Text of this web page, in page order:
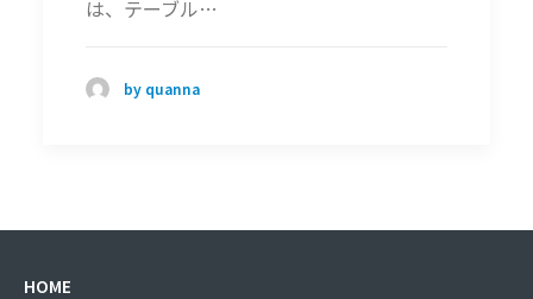
は、テーブル…
by quanna
HOME